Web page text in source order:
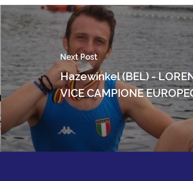
Next Post
Hazewinkel (BEL) -
VICE CAMPIONE